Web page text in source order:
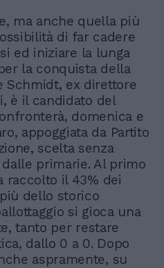
ma anche quella più
di far cadere
ed iniziare la lunga
la conquista della
Schmidt, ex direttore
è il candidato del
domenica e
appoggiata da Partito
scelta senza
primarie. Al primo
raccolto il 43% dei
dello storico
si gioca una
tanto per restare
dallo 0 a 0. Dopo
aspramente, su